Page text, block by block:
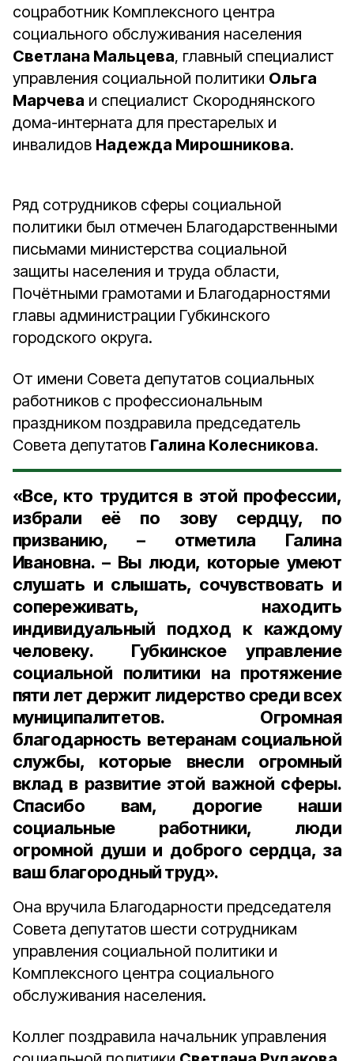
соцработник Комплексного центра
социального обслуживания населения
Светлана Мальцева, главный специалист
управления социальной политики Ольга
Марчева и специалист Скороднянского
дома-интерната для престарелых и
инвалидов Надежда Мирошникова.
Ряд сотрудников сферы социальной
политики был отмечен Благодарственными
письмами министерства социальной
защиты населения и труда области,
Почётными грамотами и Благодарностями
главы администрации Губкинского
городского округа.
От имени Совета депутатов социальных
работников с профессиональным
праздником поздравила председатель
Совета депутатов Галина Колесникова.
«Все, кто трудится в этой профессии,
избрали её по зову сердцу, по
призванию, – отметила Галина
Ивановна. – Вы люди, которые умеют
слушать и слышать, сочувствовать и
сопереживать, находить
индивидуальный подход к каждому
человеку. Губкинское управление
социальной политики на протяжение
пяти лет держит лидерство среди всех
муниципалитетов. Огромная
благодарность ветеранам социальной
службы, которые внесли огромный
вклад в развитие этой важной сферы.
Спасибо вам, дорогие наши
социальные работники, люди
огромной души и доброго сердца, за
ваш благородный труд».
Она вручила Благодарности председателя
Совета депутатов шести сотрудникам
управления социальной политики и
Комплексного центра социального
обслуживания населения.
Коллег поздравила начальник управления